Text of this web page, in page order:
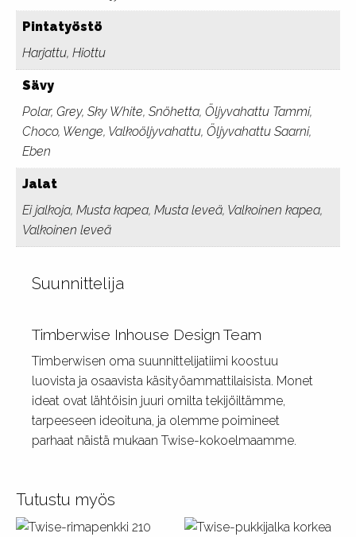
Pintatyöstö
Harjattu, Hiottu
Sävy
Polar, Grey, Sky White, Snöhetta, Öljyvahattu Tammi,
Choco, Wenge, Valkoöljyvahattu, Öljyvahattu Saarni,
Eben
Jalat
Ei jalkoja, Musta kapea, Musta leveä, Valkoinen kapea,
Valkoinen leveä
Suunnittelija
Timberwise Inhouse Design Team
Timberwisen oma suunnittelijatiimi koostuu
luovista ja osaavista käsityöammattilaisista. Monet
ideat ovat lähtöisin juuri omilta tekijöiltämme,
tarpeeseen ideoituna, ja olemme poimineet
parhaat näistä mukaan Twise-kokoelmaamme.
Tutustu myös